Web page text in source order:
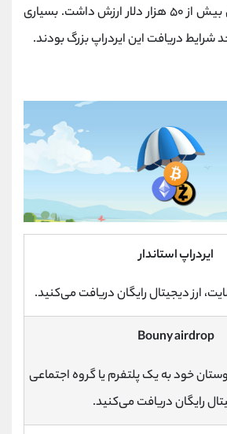
آن چیزی بیش از ۵۰ هزار دلار ارزش داشت. بسیاری
ایردراپ استاندار
ارز دیجیتال رایگان دریافت می‌کنید.
Bouny airdrop
خود به یک پلتفرم یا گروه اجتماعی
رایگان دریافت می‌کنید.